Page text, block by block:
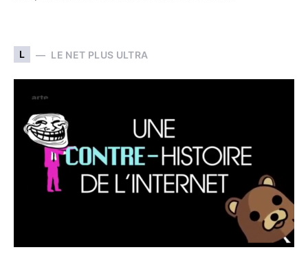
L LE NET PLUS ULTRA